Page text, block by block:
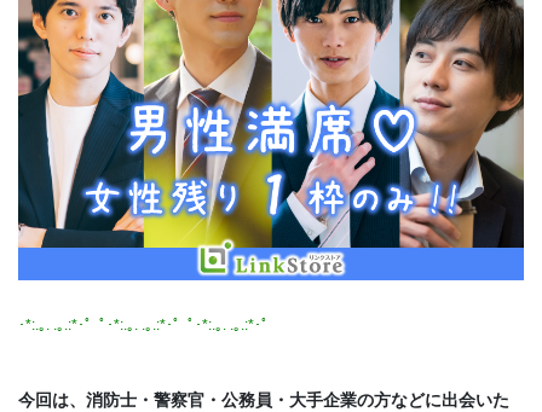
･*:.｡. .｡.:*･゜ﾟ･*:.｡. .｡.:*･゜ﾟ･*:.｡. .｡.:*･゜
今回は、消防士・警察官・公務員・大手企業の方などに出会いた